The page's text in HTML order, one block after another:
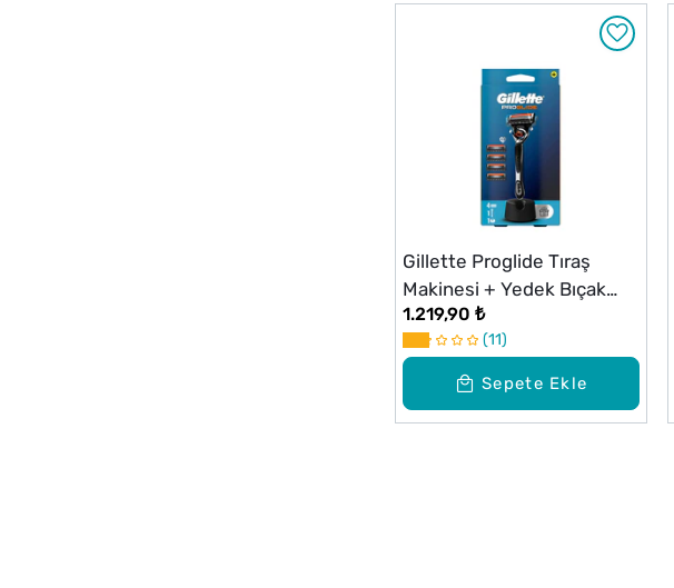
Sepete Ekle
Gillette Proglide Tıraş
Makinesi + Yedek Bıçak
Set
1.219,90 ₺
11